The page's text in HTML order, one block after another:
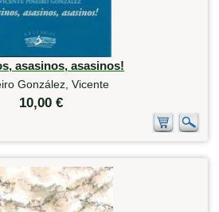
asasinos, asasinos!
González, Vicente
10,00 €